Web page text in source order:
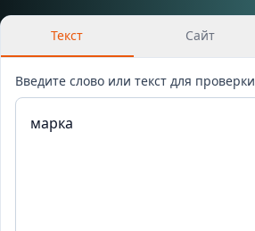
Текст Сайт
Введите слово или текст для проверки